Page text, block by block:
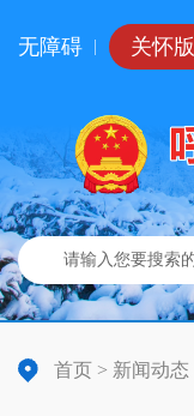
无障碍 关怀版
首页 > 新闻动态